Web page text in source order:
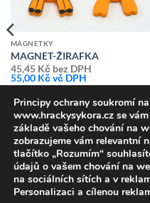
MAGNETKY
MAGNET-ŽIRAFKA
45,45 Kčbez DPH
55,00 Kčvč DPH
Principy ochrany soukromí na
www.hrackysykora.cz se
základě vašeho chování na
zobrazujeme vám relevantní
tlačítko „Rozumím“
údajů o vašem chování na
na sociálních sítích a v
Personalizaci a cílenou